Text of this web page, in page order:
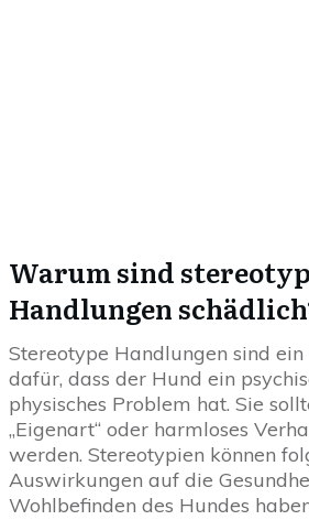
Warum sind
Handlungen
Stereotype Handlungen sind
dafür, dass der Hund ein
physisches Problem hat. Sie
„Eigenart“ oder harmloses
werden. Stereotypien können
Auswirkungen auf die
Wohlbefinden des Hundes